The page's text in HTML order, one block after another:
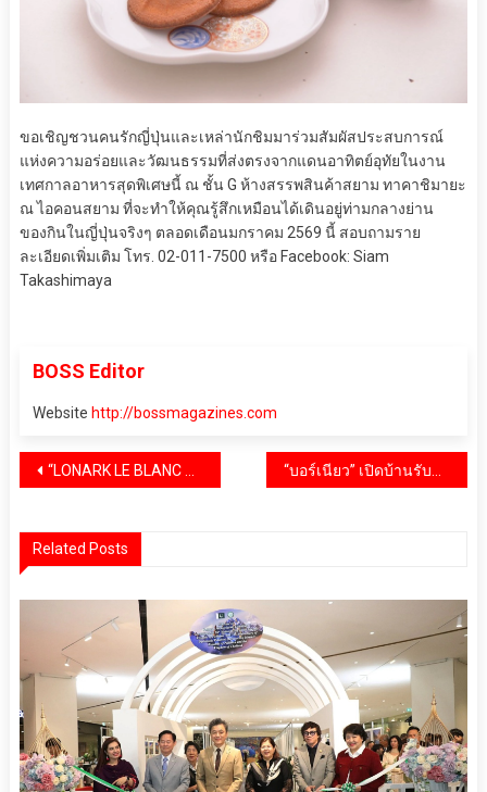
ขอเชิญชวนคนรักญี่ปุ่นและเหล่านักชิมมาร่วมสัมผัสประสบการณ์
แห่งความอร่อยและวัฒนธรรมที่ส่งตรงจากแดนอาทิตย์อุทัยในงาน
เทศกาลอาหารสุดพิเศษนี้ ณ ชั้น G ห้างสรรพสินค้าสยาม ทาคาชิมายะ
ณ ไอคอนสยาม ที่จะทำให้คุณรู้สึกเหมือนได้เดินอยู่ท่ามกลางย่าน
ของกินในญี่ปุ่นจริงๆ ตลอดเดือนมกราคม 2569 นี้ สอบถามราย
ละเอียดเพิ่มเติม โทร. 02-011-7500 หรือ Facebook: Siam
Takashimaya
BOSS Editor
Website http://bossmagazines.com
แนะแนว
“LONARK LE BLANC RADIANCE SERUM” ผลิตภัณฑ์​เซรั่มบำรุงผิวสารสกัด 100% จากเกาหลี เตรียมสร้างตำนานบทใหม่ ใน ปี2569
Related Posts